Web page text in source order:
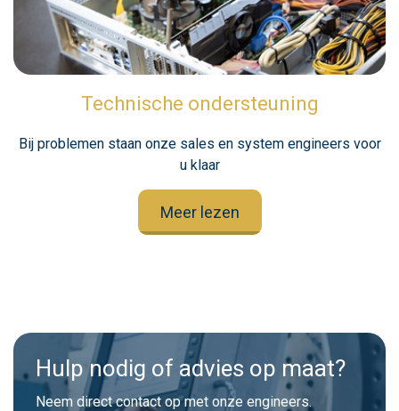
Technische ondersteuning
Bij problemen staan onze sales en system engineers voor
u klaar
Meer lezen
Hulp nodig of advies op maat?
Neem direct contact op met onze engineers.